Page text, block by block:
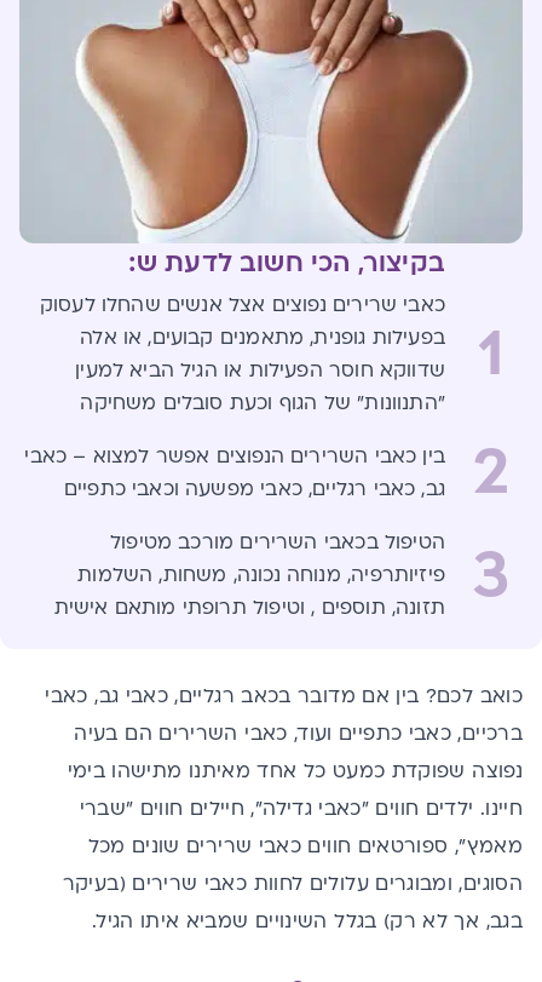
בקיצור, הכי חשוב לדעת ש:
1
כאבי שרירים נפוצים אצל אנשים שהחלו לעסוק
בפעילות גופנית, מתאמנים קבועים, או אלה
שדווקא חוסר הפעילות או הגיל הביא למעין
"התנוונות" של הגוף וכעת סובלים משחיקה
2
בין כאבי השרירים הנפוצים אפשר למצוא – כאבי
גב, כאבי רגליים, כאבי מפשעה וכאבי כתפיים
3
הטיפול בכאבי השרירים מורכב מטיפול
פיזיותרפיה, מנוחה נכונה, משחות, השלמות
תזונה, תוספים , וטיפול תרופתי מותאם אישית
כואב לכם? בין אם מדובר בכאב רגליים, כאבי גב, כאבי
ברכיים, כאבי כתפיים ועוד, כאבי השרירים הם בעיה
נפוצה שפוקדת כמעט כל אחד מאיתנו מתישהו בימי
חיינו. ילדים חווים "כאבי גדילה", חיילים חווים "שברי
מאמץ", ספורטאים חווים כאבי שרירים שונים מכל
הסוגים, ומבוגרים עלולים לחוות כאבי שרירים (בעיקר
בגב, אך לא רק) בגלל השינויים שמביא איתו הגיל.